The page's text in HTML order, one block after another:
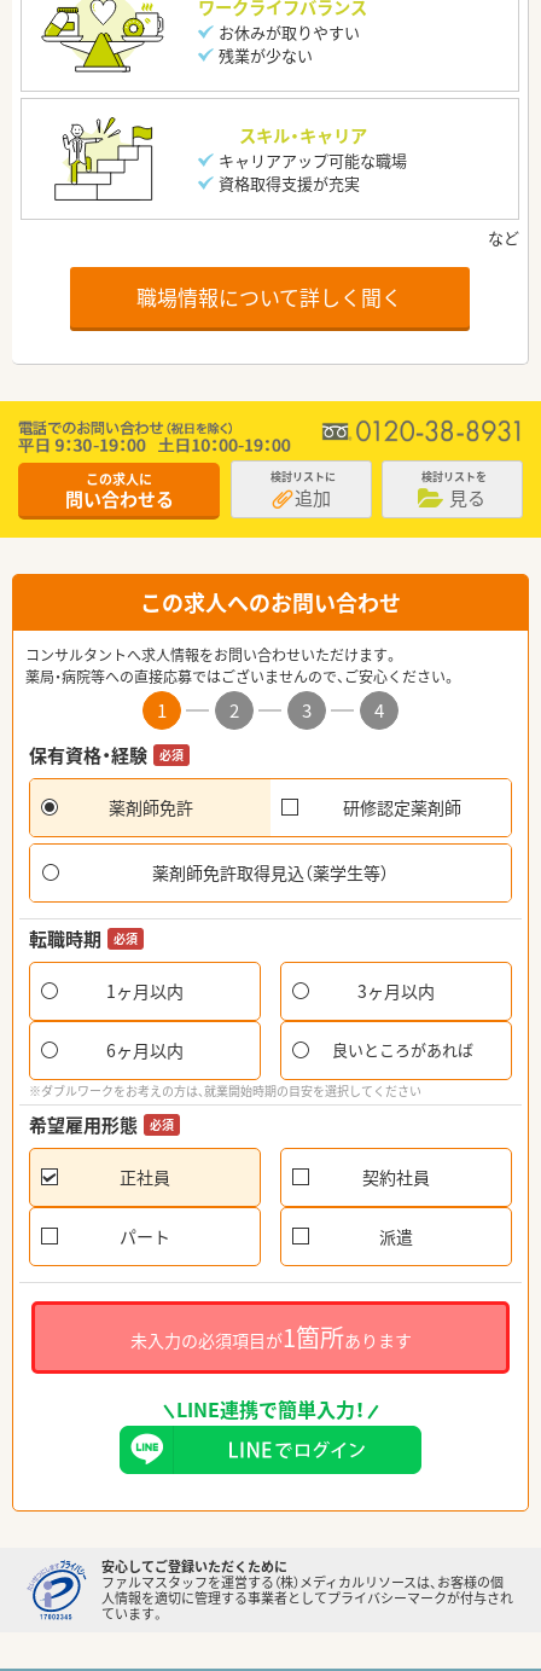
ワークライフバランス
お休みが取りやすい
残業が少ない
スキル・キャリア
キャリアアップ可能な職場
資格取得支援が充実
職場情報について詳しく聞く
この求人に
問い合わせる
検討リストに
追加
検討リストを
見る
この求人へのお問い合わせ
コンサルタントへ求人情報をお問い合わせいただけます。
薬局・病院等への直接応募ではございませんので、ご安心ください。
1 2 3
4
保有資格・経験
必須
薬剤師免許 研修認定薬剤師
薬剤師免許取得見込（薬学生等）
転職時期 必須
1ヶ月以内 3ヶ月以内
6ヶ月以内 良いところがあれば
※ダブルワークをお考えの方は、就業開始時期の目安を選択してください
希望雇用形態 必須
正社員 契約社員
パート 派遣
未入力の必須項目が1箇所あります
LINE連携で簡単入力！
安心してご登録いただくために
ファルマスタッフを運営する（株）メディカルリソースは、お客様の個
人情報を適切に管理する事業者としてプライバシーマークが付与され
ています。